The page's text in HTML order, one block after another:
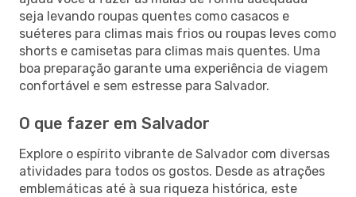
seja levando roupas quentes como casacos e
suéteres para climas mais frios ou roupas leves como
shorts e camisetas para climas mais quentes. Uma
boa preparação garante uma experiência de viagem
confortável e sem estresse para Salvador.
O que fazer em Salvador
Explore o espírito vibrante de Salvador com diversas
atividades para todos os gostos. Desde as atrações
emblemáticas até à sua riqueza histórica, este